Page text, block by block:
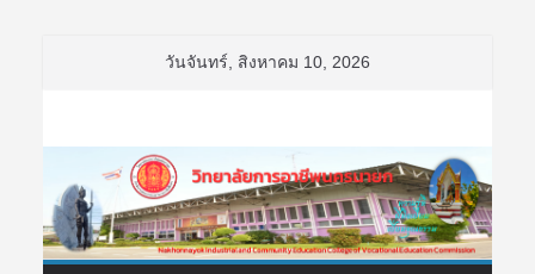
วันจันทร์, สิงหาคม 10, 2026